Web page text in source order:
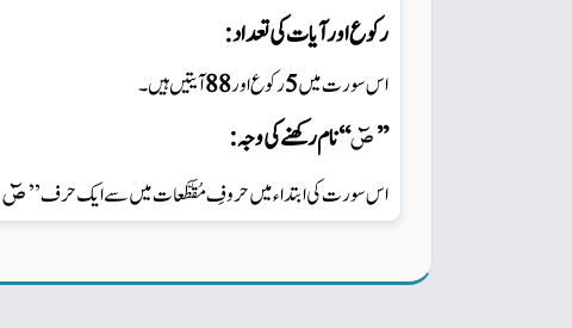
رکوع اورآیات کی تعداد:
اس سورت میں5رکوع اور88آیتیں ہیں ۔
’’صٓ‘‘نام رکھنے کی وجہ :
اس سورت کی ابتداء میںحروفِ مُقَطَّعات میںسے ایک حرف’’صٓ